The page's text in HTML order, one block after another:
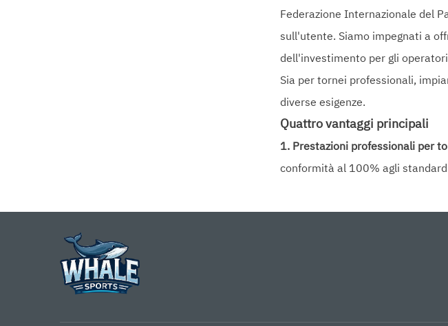
Federazione Internazionale del
sull'utente. Siamo impegnati a
dell'investimento per gli
Sia per tornei professionali,
diverse esigenze.
Quattro vantaggi principali
1. Prestazioni professionali per
conformità al 100% agli
Rimbalzo della palla e risposta
Soluzioni per la conversione